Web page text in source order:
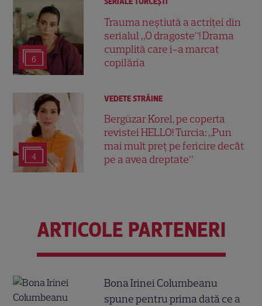
6
Trauma neștiută a actriței din
serialul „O dragoste”! Drama
cumplită care i-a marcat
copilăria
4
VEDETE STRĂINE
Bergüzar Korel, pe coperta
revistei HELLO! Turcia: „Pun
mai mult preț pe fericire decât
pe a avea dreptate”
ARTICOLE PARTENERI
Bona Irinei Columbeanu
spune pentru prima dată ce a